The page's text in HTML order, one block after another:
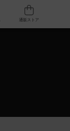
人気ボードゲーム